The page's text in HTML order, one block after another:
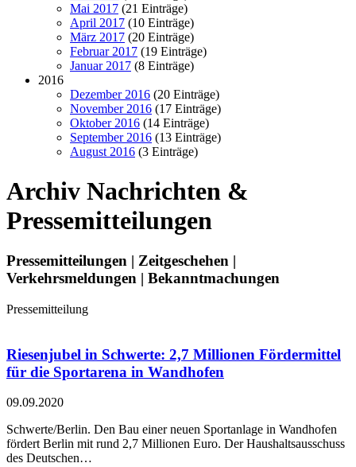
Mai 2017 (21 Einträge)
April 2017 (10 Einträge)
März 2017 (20 Einträge)
Februar 2017 (19 Einträge)
Januar 2017 (8 Einträge)
2016
Dezember 2016 (20 Einträge)
November 2016 (17 Einträge)
Oktober 2016 (14 Einträge)
September 2016 (13 Einträge)
August 2016 (3 Einträge)
Archiv Nachrichten &
Pressemitteilungen
Pressemitteilungen | Zeitgeschehen |
Verkehrsmeldungen | Bekanntmachungen
Pressemitteilung
Riesenjubel in Schwerte: 2,7 Millionen Fördermittel
für die Sportarena in Wandhofen
09.09.2020
Schwerte/Berlin. Den Bau einer neuen Sportanlage in Wandhofen
fördert Berlin mit rund 2,7 Millionen Euro. Der Haushalts­ausschuss
des Deutschen…